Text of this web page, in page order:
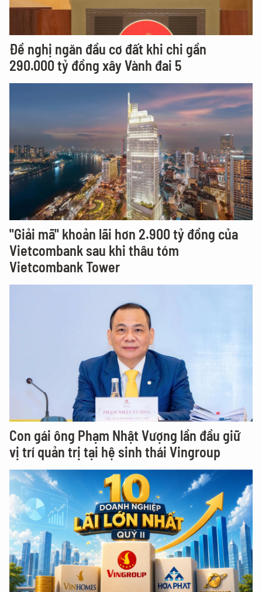
Đề nghị ngăn đầu cơ đất khi chi gần
290.000 tỷ đồng xây Vành đai 5
"Giải mã" khoản lãi hơn 2.900 tỷ đồng của
Vietcombank sau khi thâu tóm
Vietcombank Tower
Con gái ông Phạm Nhật Vượng lần đầu giữ
vị trí quản trị tại hệ sinh thái Vingroup